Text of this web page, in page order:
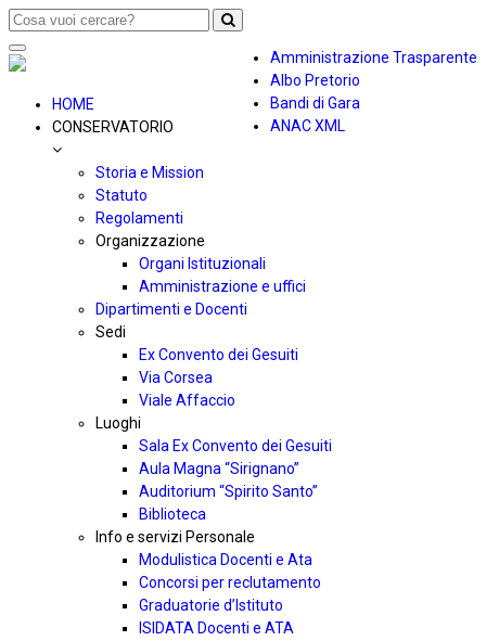
Amministrazione Trasparente
Albo Pretorio
Bandi di Gara
ANAC XML
Toggle
navigation
HOME
CONSERVATORIO
Storia e Mission
Statuto
Regolamenti
Organizzazione
Organi Istituzionali
Amministrazione e uffici
Dipartimenti e Docenti
Sedi
Ex Convento dei Gesuiti
Via Corsea
Viale Affaccio
Luoghi
Sala Ex Convento dei Gesuiti
Aula Magna “Sirignano”
Auditorium “Spirito Santo”
Biblioteca
Info e servizi Personale
Modulistica Docenti e Ata
Concorsi per reclutamento
Graduatorie d’Istituto
ISIDATA Docenti e ATA